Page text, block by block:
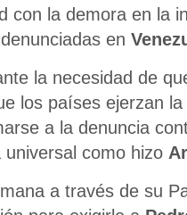
con la demora en la
en
la necesidad de
los países ejerzan
a la denuncia
como hizo
a través de su